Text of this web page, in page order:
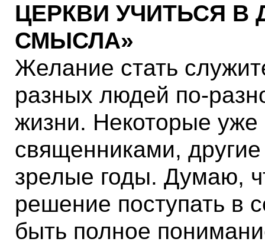
ЦЕРКВИ УЧИТЬСЯ В
СМЫСЛА»
Желание стать
разных людей по-
жизни. Некоторые уже
священниками,
зрелые годы. Думаю,
решение поступать в
быть полное